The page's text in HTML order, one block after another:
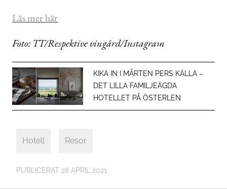
Läs mer här
Foto: TT/Respektive vingård/Instagram
KIKA IN I MÅRTEN PERS KÄLLA –
DET LILLA FAMILJEÄGDA
HOTELLET PÅ ÖSTERLEN
Hotell Resor
PUBLICERAT 28 APRIL 2021